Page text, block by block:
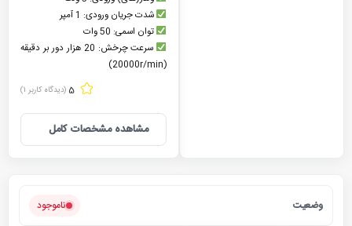
شدت جریان ورودی: 1 آمپر
توان اسمی: 50 وات
سرعت چرخش: 20 هزار دور بر دقیقه
(20000r/min)
5 (دیدگاه کاربر 1
)
مشاهده مشخصات کامل
وضعیت ناموجود